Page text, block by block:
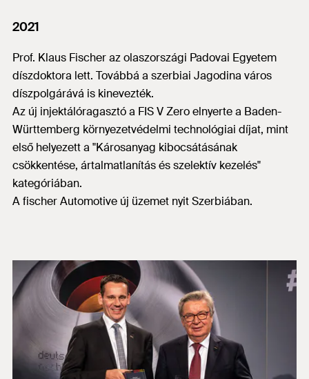
2021
Prof. Klaus Fischer az olaszországi Padovai Egyetem
díszdoktora lett. Továbbá a szerbiai Jagodina város
díszpolgárává is kinevezték.
Az új injektálóragasztó a FIS V Zero elnyerte a Baden-
Württemberg környezetvédelmi technológiai díjat, mint
első helyezett a "Károsanyag kibocsátásának
csökkentése, ártalmatlanítás és szelektív kezelés"
kategóriában.
A fischer Automotive új üzemet nyit Szerbiában.